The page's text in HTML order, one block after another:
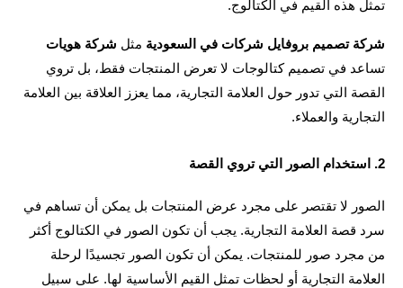
هذه القيم في الكتالوج.
تصميم بروفايل شركات في السعودية مثل شركة هويات
تساعد في تصميم كتالوجات لا تعرض المنتجات فقط، بل تروي
والعملاء.
الصور لا تقتصر على مجرد عرض المنتجات بل يمكن أن تساهم في
سرد قصة العلامة التجارية. يجب أن تكون الصور في الكتالوج أكثر
العلامة التجارية أو لحظات تمثل القيم الأساسية لها. على سبيل